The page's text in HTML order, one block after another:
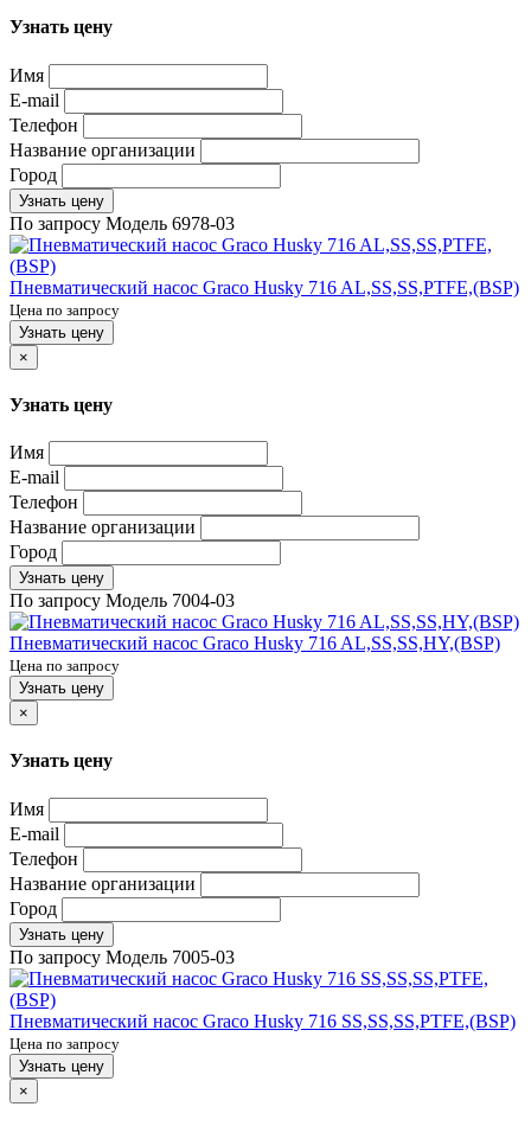
Узнать цену
Имя
E-mail
Телефон
Название организации
Город
Узнать цену
По запросу Модель 6978-03
Пневматический насос Graco Husky 716 AL,SS,SS,PTFE,(BSP)
Цена по запросу
Узнать цену
×
Узнать цену
Имя
E-mail
Телефон
Название организации
Город
Узнать цену
По запросу Модель 7004-03
Пневматический насос Graco Husky 716 AL,SS,SS,HY,(BSP)
Цена по запросу
Узнать цену
×
Узнать цену
Имя
E-mail
Телефон
Название организации
Город
Узнать цену
По запросу Модель 7005-03
Пневматический насос Graco Husky 716 SS,SS,SS,PTFE,(BSP)
Цена по запросу
Узнать цену
×